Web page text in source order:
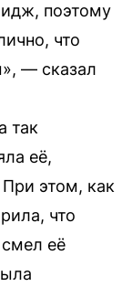
поэтому
что
— сказал
так
её,
этом, как
что
её